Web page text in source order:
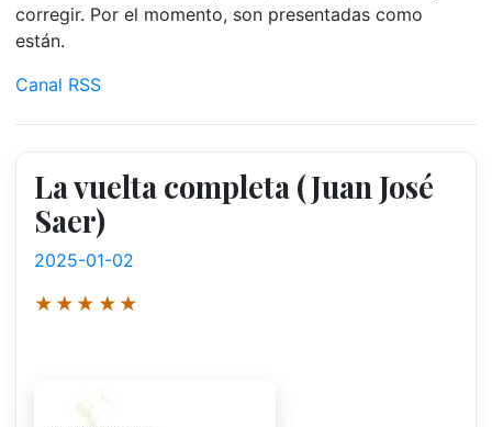
corregir. Por el momento, son presentadas como
están.
Canal RSS
La vuelta completa (Juan José
Saer)
2025-01-02
★★★★★